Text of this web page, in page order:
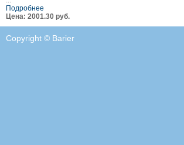
Подробнее
Цена: 2001.30 руб.
Copyright © Barier